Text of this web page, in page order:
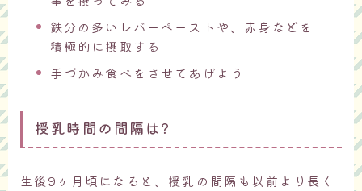
鉄分の多いレバーペーストや、赤身などを
積極的に摂取する
手づかみ食べをさせてあげよう
授乳時間の間隔は?
生後9ヶ月頃になると、授乳の間隔も以前より長く